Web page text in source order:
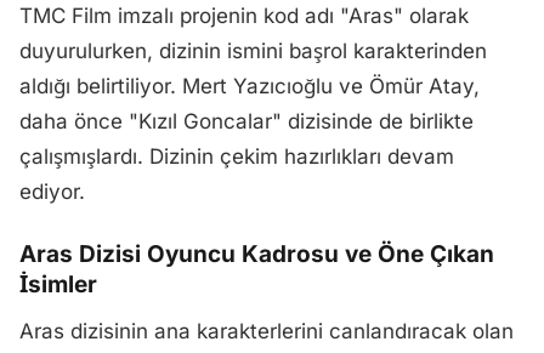
TMC Film imzalı projenin kod adı "Aras" olarak
duyurulurken, dizinin ismini başrol karakterinden
aldığı belirtiliyor. Mert Yazıcıoğlu ve Ömür Atay,
daha önce "Kızıl Goncalar" dizisinde de birlikte
çalışmışlardı. Dizinin çekim hazırlıkları devam
ediyor.
Aras Dizisi Oyuncu Kadrosu ve Öne Çıkan
İsimler
Aras dizisinin ana karakterlerini canlandıracak olan